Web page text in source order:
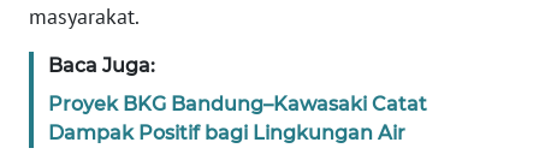
masyarakat.
Baca Juga:
Proyek BKG Bandung–Kawasaki Catat
Dampak Positif bagi Lingkungan Air
PEDOMAN
SIBER